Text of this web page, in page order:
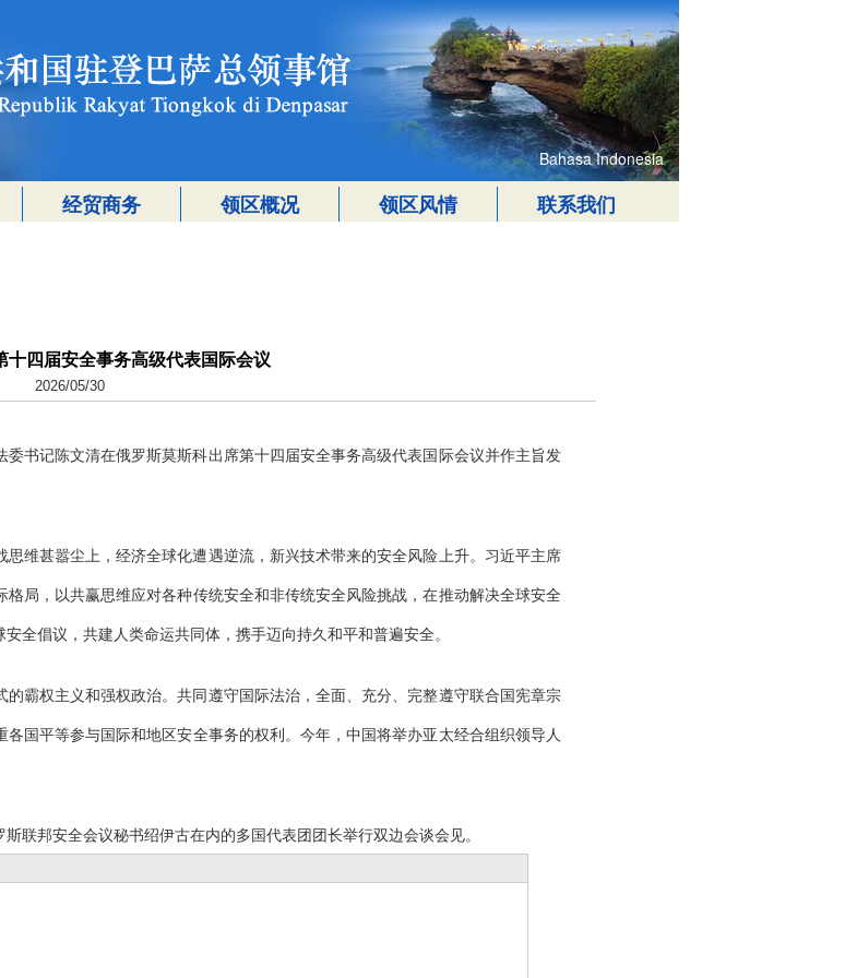
Bahasa Indonesia
经贸商务 领区概况 领区风情 联系我们
十四届安全事务高级代表国际会议
2026/05/30
书记陈文清在俄罗斯莫斯科出席第十四届安全事务高级代表国际会议并作主旨发
维甚嚣尘上，经济全球化遭遇逆流，新兴技术带来的安全风险上升。习近平主席
局，以共赢思维应对各种传统安全和非传统安全风险挑战，在推动解决全球安全
全倡议，共建人类命运共同体，携手迈向持久和平和普遍安全。
霸权主义和强权政治。共同遵守国际法治，全面、充分、完整遵守联合国宪章宗
国平等参与国际和地区安全事务的权利。今年，中国将举办亚太经合组织领导人
联邦安全会议秘书绍伊古在内的多国代表团团长举行双边会谈会见。